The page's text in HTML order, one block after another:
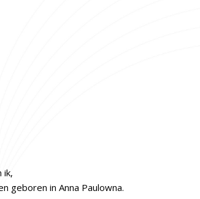
ik,
geboren in Anna Paulowna.